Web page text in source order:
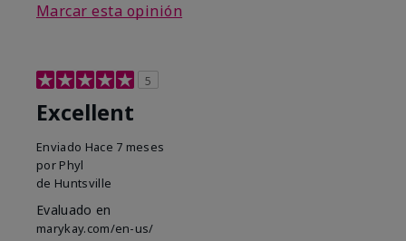
Marcar esta opinión
5
Excellent
Enviado Hace 7 meses
por Phyl
de Huntsville
Evaluado en
marykay.com/en-us/